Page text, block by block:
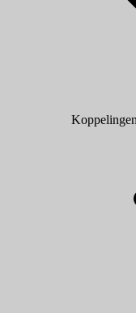
Koppelingen